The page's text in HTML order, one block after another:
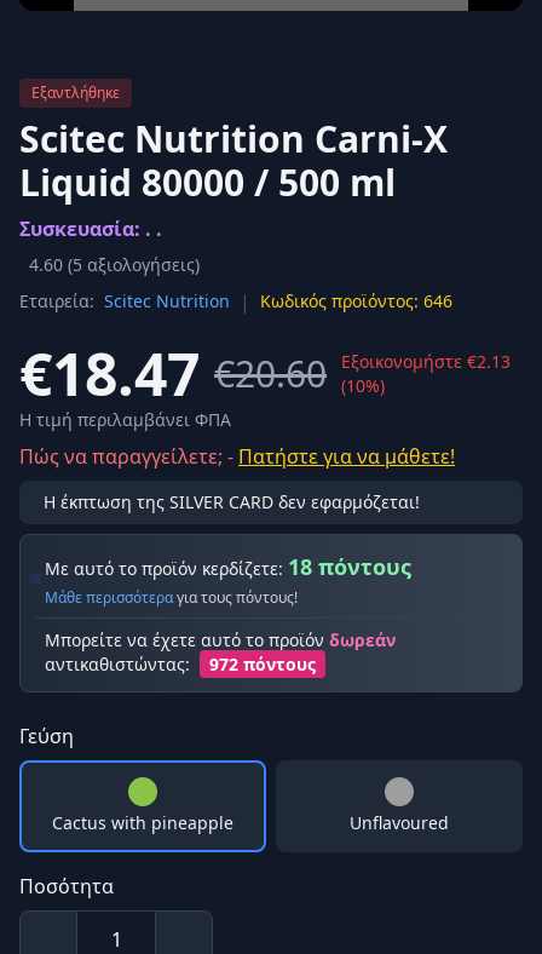
Εξαντλήθηκε
Scitec Nutrition Carni-X
Liquid 80000 / 500 ml
Συσκευασία: . .
4.60 (5 αξιολογήσεις)
Εταιρεία: Scitec Nutrition | Κωδικός προϊόντος: 646
€18.47 €20.60
Εξοικονομήστε €2.13
(10%)
Η τιμή περιλαμβάνει ΦΠΑ
Πώς να παραγγείλετε; - Πατήστε για να μάθετε!
Η έκπτωση της SILVER CARD δεν εφαρμόζεται!
Με αυτό το προϊόν κερδίζετε: 18 πόντους
Μάθε περισσότεραγια τους πόντους!
Μπορείτε να έχετε αυτό το προϊόν δωρεάν
αντικαθιστώντας:
972 πόντους
Γεύση
Cactus with pineapple Unflavoured
Ποσότητα